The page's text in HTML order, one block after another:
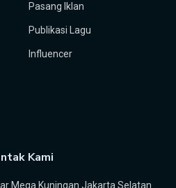
Pasang Iklan
Publikasi Lagu
Influencer
Kami
Mega Kuningan Jakarta Selatan